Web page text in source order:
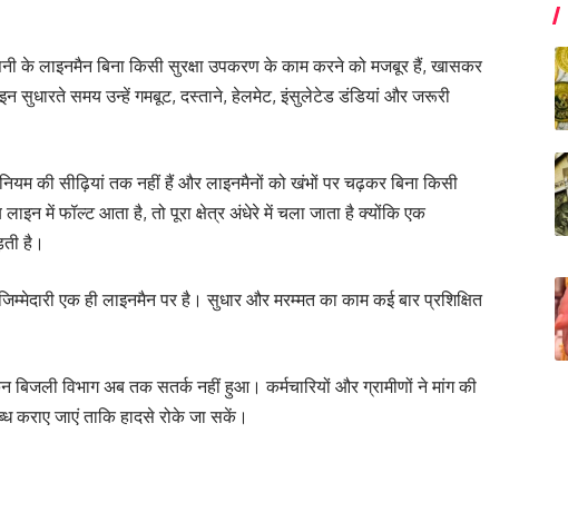
के लाइनमैन बिना किसी सुरक्षा उपकरण के काम करने को मजबूर हैं, खासकर
सुधारते समय उन्हें गमबूट, दस्ताने, हेलमेट, इंसुलेटेड डंडियां और जरूरी
की सीढ़ियां तक नहीं हैं और लाइनमैनों को खंभों पर चढ़कर बिना किसी
में फॉल्ट आता है, तो पूरा क्षेत्र अंधेरे में चला जाता है क्योंकि एक
है।
एक ही लाइनमैन पर है। सुधार और मरम्मत का काम कई बार प्रशिक्षित
बिजली विभाग अब तक सतर्क नहीं हुआ। कर्मचारियों और ग्रामीणों ने मांग की
कराए जाएं ताकि हादसे रोके जा सकें।